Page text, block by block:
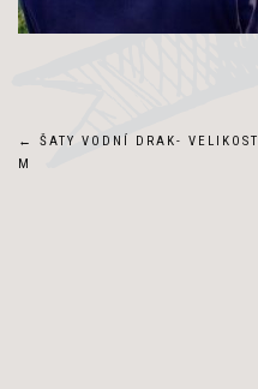
Navigace
←
ŠATY VODNÍ DRAK- VELIKOST
M